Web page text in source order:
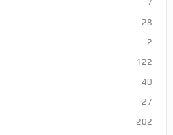
7
28
2
122
40
27
202